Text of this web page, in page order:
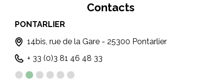
Contacts
PONTARLIER
14bis, rue de la Gare - 25300 Pontarlier
+ 33 (0)3 81 46 48 33